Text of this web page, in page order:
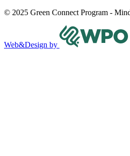
© 2025 Green Connect Program -
Web&Design by